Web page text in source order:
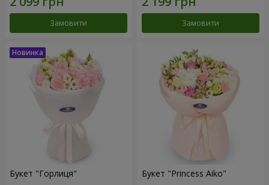
Замовити Замовити
Букет "Горлиця" Букет "Princess Aiko"